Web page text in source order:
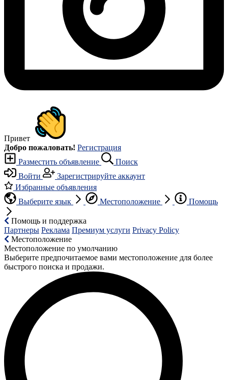
Привет
Добро пожаловать! Регистрация
Разместить объявление
Поиск
Войти
Зарегистрируйте аккаунт
Избранные объявления
Выберите язык
Местоположение Помощь
Помощь и поддержка
Партнеры Реклама Премиум услуги Privacy Policy
Местоположение
Местоположение по умолчанию
Выберите предпочитаемое вами местоположение для более
быстрого поиска и продажи.